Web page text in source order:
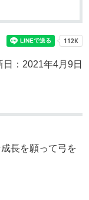
日：2021年4月9日
長を願って弓を